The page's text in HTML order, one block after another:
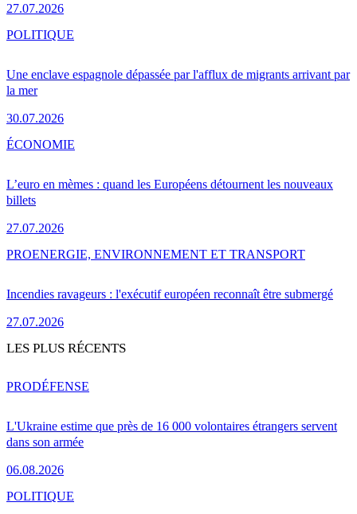
27.07.2026
Une enclave espagnole dépassée par l'afflux de migrants arrivant par
la mer
30.07.2026
POLITIQUE
L’euro en mèmes : quand les Européens détournent les nouveaux
billets
27.07.2026
ÉCONOMIE
Incendies ravageurs : l'exécutif européen reconnaît être submergé
27.07.2026
PROENERGIE, ENVIRONNEMENT ET TRANSPORT
LES PLUS RÉCENTS
L'Ukraine estime que près de 16 000 volontaires étrangers servent
dans son armée
06.08.2026
PRODÉFENSE
POLITIQUE